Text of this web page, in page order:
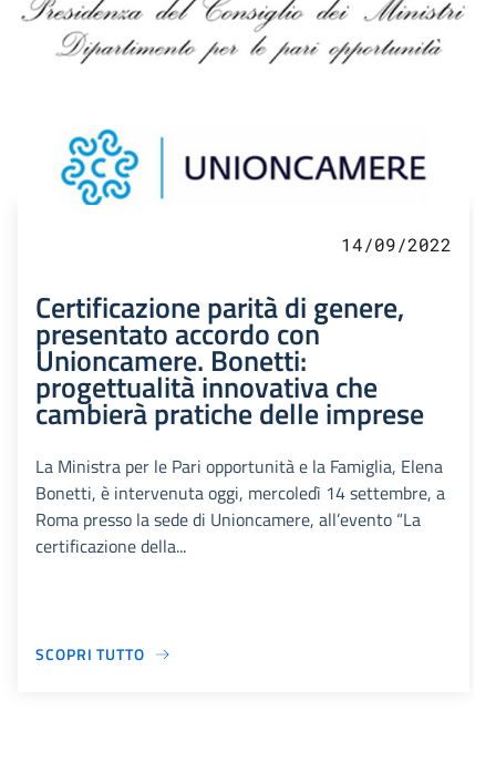
14/09/2022
Certificazione parità di genere,
presentato accordo con
Unioncamere. Bonetti:
progettualità innovativa che
cambierà pratiche delle imprese
La Ministra per le Pari opportunità e la Famiglia, Elena
Bonetti, è intervenuta oggi, mercoledì 14 settembre, a
Roma presso la sede di Unioncamere, all’evento “La
certificazione della...
SCOPRI TUTTO